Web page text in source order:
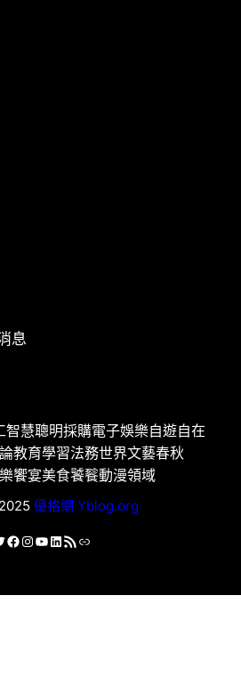
息
智慧聰明採購電子娛樂自遊自在
教育學習法務世界文藝春秋
饗宴美食饕餮動漫領域
優格網 Yblog.org
Facebook
Instagram
YouTube
LinkedIn
RSS 資訊提供連結